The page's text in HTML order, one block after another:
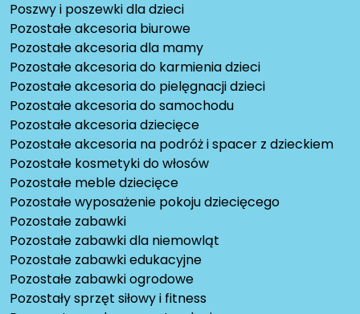
Poszwy i poszewki dla dzieci
Pozostałe akcesoria biurowe
Pozostałe akcesoria dla mamy
Pozostałe akcesoria do karmienia dzieci
Pozostałe akcesoria do pielęgnacji dzieci
Pozostałe akcesoria do samochodu
Pozostałe akcesoria dziecięce
Pozostałe akcesoria na podróż i spacer z dzieckiem
Pozostałe kosmetyki do włosów
Pozostałe meble dziecięce
Pozostałe wyposażenie pokoju dziecięcego
Pozostałe zabawki
Pozostałe zabawki dla niemowląt
Pozostałe zabawki edukacyjne
Pozostałe zabawki ogrodowe
Pozostały sprzęt siłowy i fitness